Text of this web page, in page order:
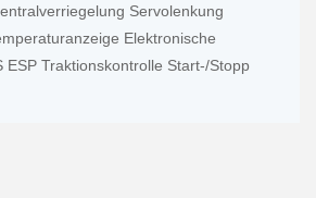
Servolenkung
Elektronische
ESP Traktionskontrolle Start-/Stopp